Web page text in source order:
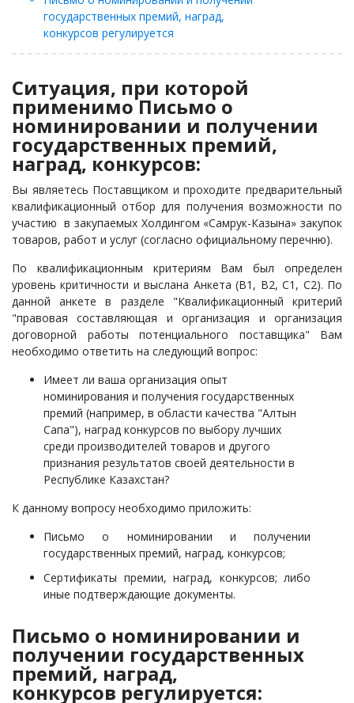
государственных премий, наград,
конкурсов регулируется
Ситуация, при которой
применимо Письмо о
номинировании и получении
государственных премий,
наград, конкурсов:
Вы являетесь Поставщиком и проходите предварительный
квалификационный отбор для получения возможности по
участию в закупаемых Холдингом «Самрук-Казына» закупок
товаров, работ и услуг (согласно официальному перечню).
По квалификационным критериям Вам был определен
уровень критичности и выслана Анкета (В1, В2, С1, С2). По
данной анкете в разделе "Квалификационный критерий
"правовая составляющая и организация и организация
договорной работы потенциального поставщика" Вам
необходимо ответить на следующий вопрос:
Имеет ли ваша организация опыт
номинирования и получения государственных
премий (например, в области качества "Алтын
Сапа"), наград конкурсов по выбору лучших
среди производителей товаров и другого
признания результатов своей деятельности в
Республике Казахстан?
К данному вопросу необходимо приложить:
Письмо о номинировании и получении
государственных премий, наград, конкурсов;
Сертификаты премии, наград, конкурсов; либо
иные подтверждающие документы.
Письмо о номинировании и
получении государственных
премий, наград,
конкурсов регулируется: